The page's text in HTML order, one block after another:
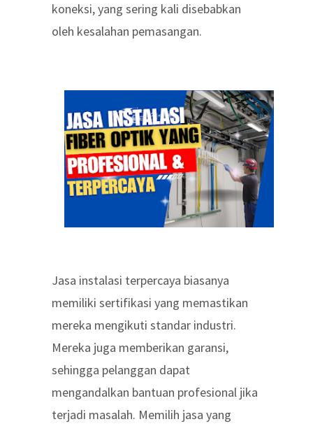
koneksi, yang sering kali disebabkan
oleh kesalahan pemasangan.
Jasa instalasi terpercaya biasanya
memiliki sertifikasi yang memastikan
mereka mengikuti standar industri.
Mereka juga memberikan garansi,
sehingga pelanggan dapat
mengandalkan bantuan profesional jika
terjadi masalah. Memilih jasa yang